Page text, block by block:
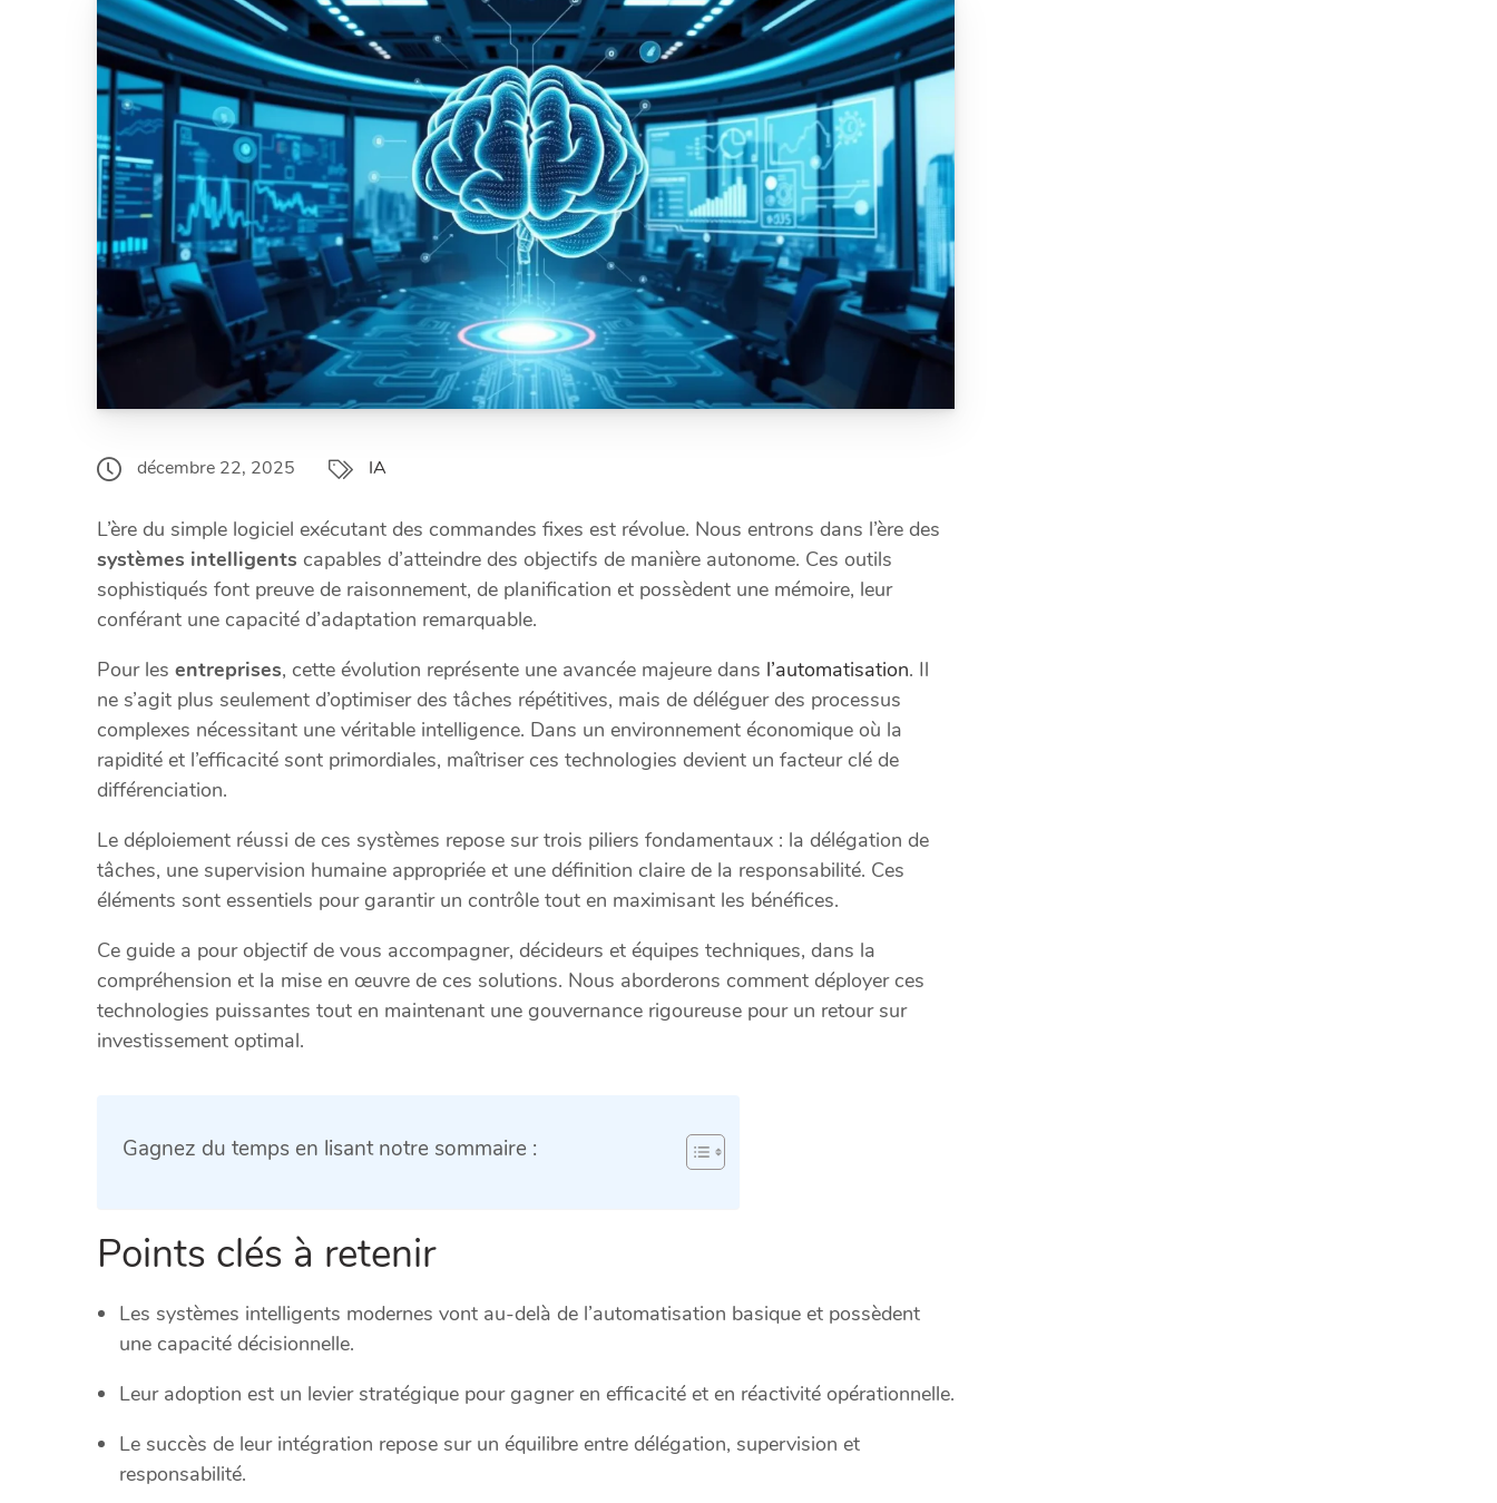
décembre 22, 2025 IA
L’ère du simple logiciel exécutant des commandes fixes est révolue. Nous entrons dans l’ère des
systèmes intelligents capables d’atteindre des objectifs de manière autonome. Ces outils
sophistiqués font preuve de raisonnement, de planification et possèdent une mémoire, leur
conférant une capacité d’adaptation remarquable.
Pour les entreprises, cette évolution représente une avancée majeure dans l’automatisation. Il
ne s’agit plus seulement d’optimiser des tâches répétitives, mais de déléguer des processus
complexes nécessitant une véritable intelligence. Dans un environnement économique où la
rapidité et l’efficacité sont primordiales, maîtriser ces technologies devient un facteur clé de
différenciation.
Le déploiement réussi de ces systèmes repose sur trois piliers fondamentaux : la délégation de
tâches, une supervision humaine appropriée et une définition claire de la responsabilité. Ces
éléments sont essentiels pour garantir un contrôle tout en maximisant les bénéfices.
Ce guide a pour objectif de vous accompagner, décideurs et équipes techniques, dans la
compréhension et la mise en œuvre de ces solutions. Nous aborderons comment déployer ces
technologies puissantes tout en maintenant une gouvernance rigoureuse pour un retour sur
investissement optimal.
Gagnez du temps en lisant notre sommaire :
Points clés à retenir
Les systèmes intelligents modernes vont au-delà de l’automatisation basique et possèdent
une capacité décisionnelle.
Leur adoption est un levier stratégique pour gagner en efficacité et en réactivité opérationnelle.
Le succès de leur intégration repose sur un équilibre entre délégation, supervision et
responsabilité.